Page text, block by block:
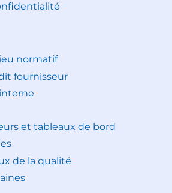
normatif
fournisseur
et tableaux de bord
de la qualité